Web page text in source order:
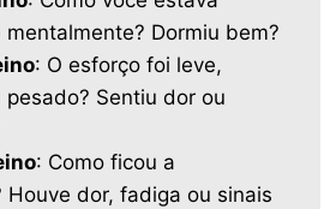
Dormiu bem?
: O esforço foi leve,
Sentiu dor ou
: Como ficou a
Houve dor, fadiga ou sinais